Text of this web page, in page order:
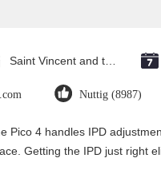
Nuttig (8987)
Pico 4 handles IPD
Getting the IPD just right